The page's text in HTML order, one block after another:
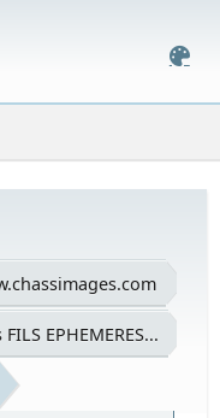
FILS EPHEMERES...